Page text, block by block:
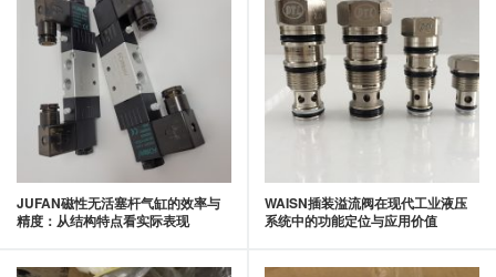
JUFAN磁性无活塞杆气缸的效率与
精度：从结构特点看实际表现
WAISN插装溢流阀在现代工业液压
系统中的功能定位与应用价值